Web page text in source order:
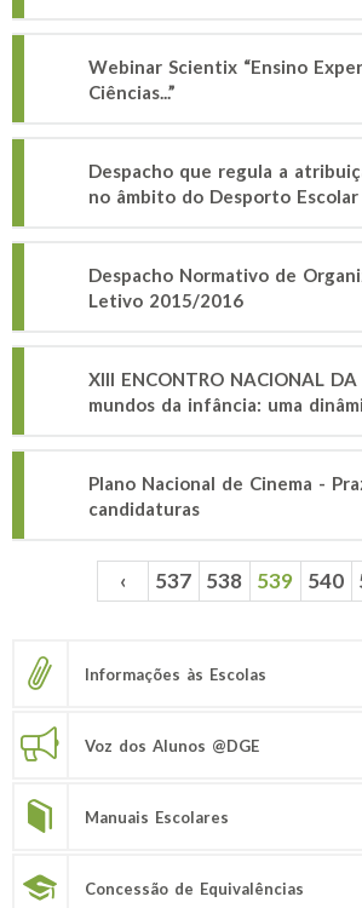
Webinar Scientix “Ensino
Ciências...”
Despacho que regula a
no âmbito do Desporto Escolar
Despacho Normativo de
Letivo 2015/2016
XIII ENCONTRO NACIONAL
mundos da infância: uma
Plano Nacional de Cinema -
candidaturas
Páginas ‹ 537 538 539 540
Informações às Escolas
Voz dos Alunos @DGE
Manuais Escolares
Concessão de Equivalências